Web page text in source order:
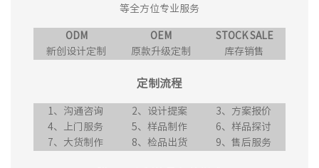
等全方位专业服务
ODM OEM
STOCK SALE
新创设计定制
原款升级定制 库存销售
定制流程
1、沟通咨询 2、设计提案
3、方案报价
4、上门服务
5、样品制作
6、样品探讨
7、大货制作
8、检品出货 9、售后服务